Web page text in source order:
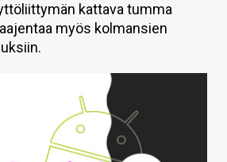
kattava tumma
myös kolmansien